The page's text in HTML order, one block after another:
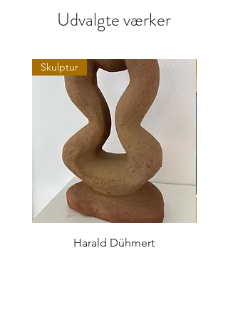
Udvalgte værker
Skulptur
Harald Dühmert